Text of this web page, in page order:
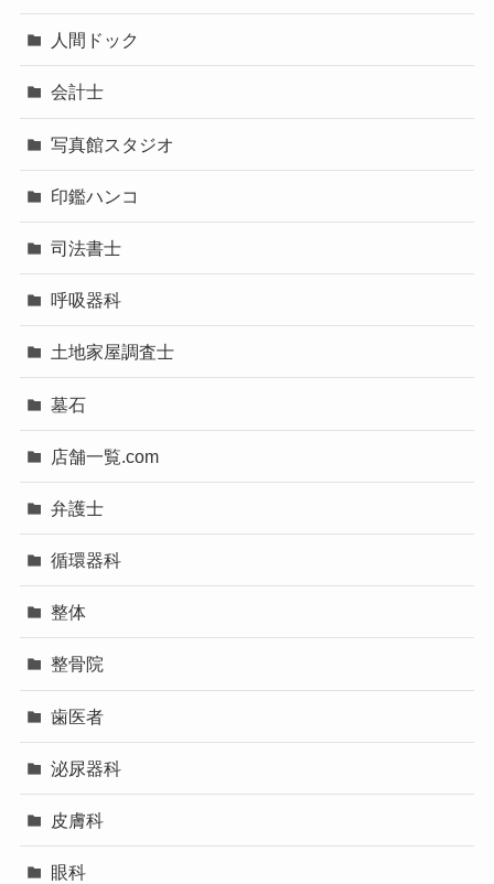
人間ドック
会計士
写真館スタジオ
印鑑ハンコ
司法書士
呼吸器科
土地家屋調査士
墓石
店舗一覧.com
弁護士
循環器科
整体
整骨院
歯医者
泌尿器科
皮膚科
眼科